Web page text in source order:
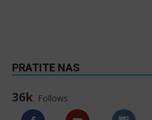
PRATITE NAS
36k Follows